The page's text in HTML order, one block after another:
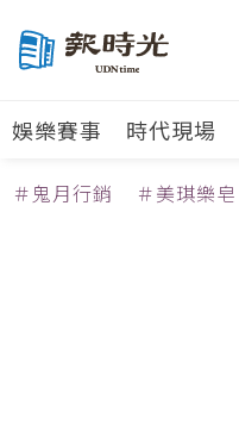
娛樂賽事 時代現場
＃鬼月行銷 ＃美琪樂皂